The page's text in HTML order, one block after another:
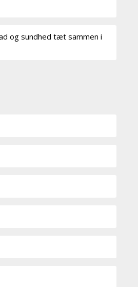
og sundhed tæt sammen i